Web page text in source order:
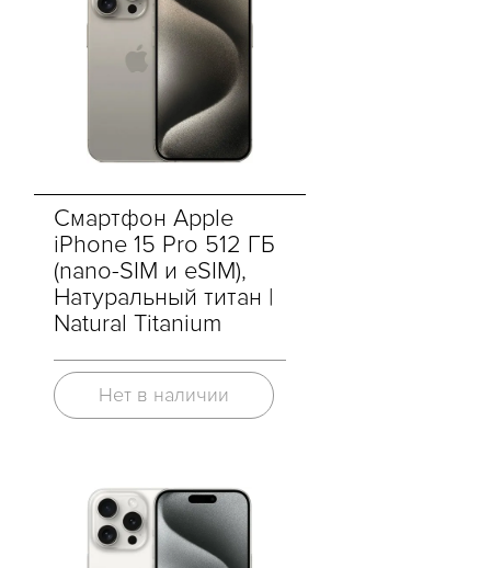
Смартфон Apple
iPhone 15 Pro 512 ГБ
(nano-SIM и eSIM),
Натуральный титан |
Natural Titanium
Нет в наличии